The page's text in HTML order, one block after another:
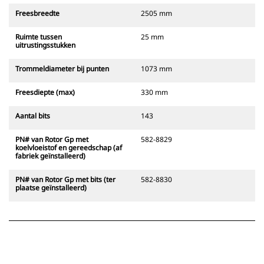
Freesbreedte 2505 mm
Ruimte tussen
uitrustingsstukken
25 mm
Trommeldiameter bij punten 1073 mm
Freesdiepte (max) 330 mm
Aantal bits 143
PN# van Rotor Gp met
koelvloeistof en gereedschap (af
fabriek geïnstalleerd)
582-8829
PN# van Rotor Gp met bits (ter
plaatse geïnstalleerd)
582-8830